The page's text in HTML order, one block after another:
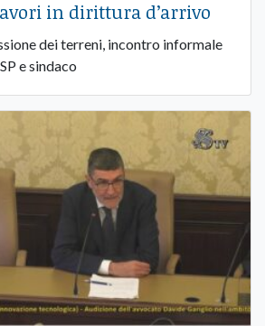
in dirittura d’arrivo
dei terreni, incontro informale
e sindaco